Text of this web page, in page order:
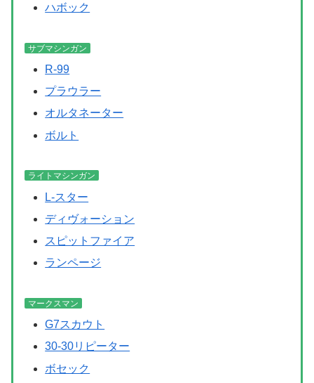
ハボック
サブマシンガン
R-99
プラウラー
オルタネーター
ボルト
ライトマシンガン
L-スター
ディヴォーション
スピットファイア
ランページ
マークスマン
G7スカウト
30-30リピーター
ボセック